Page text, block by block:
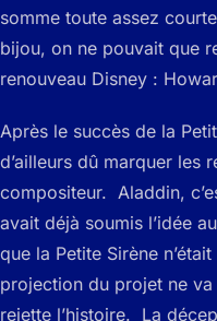
somme toute assez
bijou, on ne pouvait que
renouveau Disney :
Après le succès de la
d’ailleurs dû marquer les
compositeur. Aladdin,
avait déjà soumis l’idée
que la Petite Sirène
projection du projet ne
rejette l’histoire. La